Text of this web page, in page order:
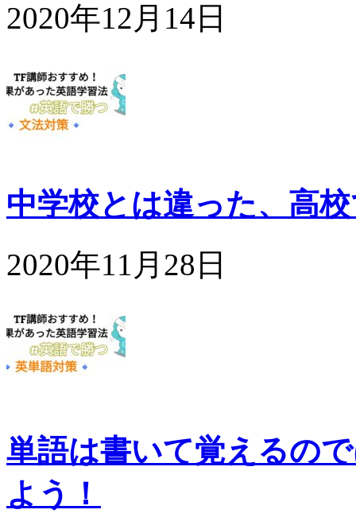
2020年12月14日
中学校とは違った、高
2020年11月28日
単語は書いて覚えるの
よう！